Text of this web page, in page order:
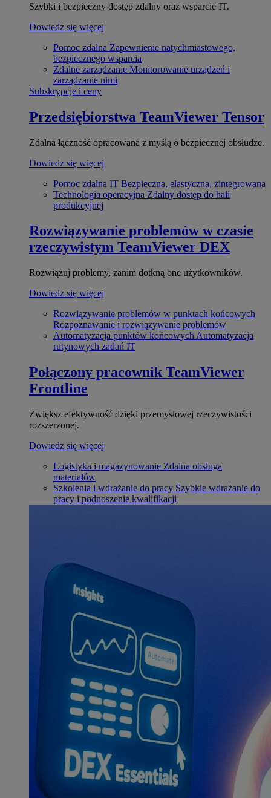
Szybki i bezpieczny dostęp zdalny oraz wsparcie IT.
Dowiedz się więcej
Pomoc zdalna Zapewnienie natychmiastowego,
bezpiecznego wsparcia
Zdalne zarządzanie Monitorowanie urządzeń i
zarządzanie nimi
Subskrypcje i ceny
Przedsiębiorstwa TeamViewer Tensor
Zdalna łączność opracowana z myślą o bezpiecznej obsłudze.
Dowiedz się więcej
Pomoc zdalna IT Bezpieczna, elastyczna, zintegrowana
Technologia operacyjna Zdalny dostęp do hali
produkcyjnej
Rozwiązywanie problemów w czasie
rzeczywistym TeamViewer DEX
Rozwiązuj problemy, zanim dotkną one użytkowników.
Dowiedz się więcej
Rozwiązywanie problemów w punktach końcowych
Rozpoznawanie i rozwiązywanie problemów
Automatyzacja punktów końcowych Automatyzacja
rutynowych zadań IT
Połączony pracownik TeamViewer
Frontline
Zwiększ efektywność dzięki przemysłowej rzeczywistości
rozszerzonej.
Dowiedz się więcej
Logistyka i magazynowanie Zdalna obsługa
materiałów
Szkolenia i wdrażanie do pracy Szybkie wdrażanie do
pracy i podnoszenie kwalifikacji